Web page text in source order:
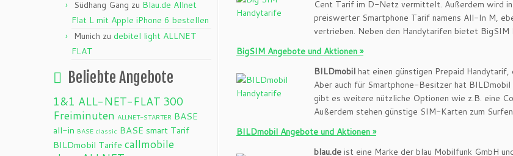
Südhang Gang zu Blau.de Allnet
Flat L mit Apple iPhone 6 bestellen
Munich zu debitel light ALLNET
FLAT
Beliebte Angebote
1&1 ALL-NET-FLAT 300
Freiminuten ALLNET-STARTER BASE
all-in BASE classic BASE smart Tarif
BILDmobil Tarife callmobile
Cent Tarif im D-Netz vermittelt. Außerdem wird
preiswerter Smartphone Tarif namens All-In M,
vertrieben. Neben den Handytarifen bietet BigSIM
BigSIM Angebote und Aktionen »
BILDmobil hat einen günstigen Prepaid
Aber auch für Smartphone-Besitzer hat
gibt es weitere nützliche Optionen wie z.B. eine
Außerdem stehen günstige SIM-Karten zum
BILDmobil Angebote und Aktionen »
blau.de ist eine Marke der blau Mobilfunk GmbH